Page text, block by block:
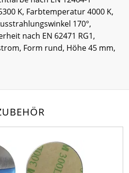
K, Farbtemperatur 4000 K,
170°,
nach EN 62471 RG1,
Form rund, Höhe 45 mm,